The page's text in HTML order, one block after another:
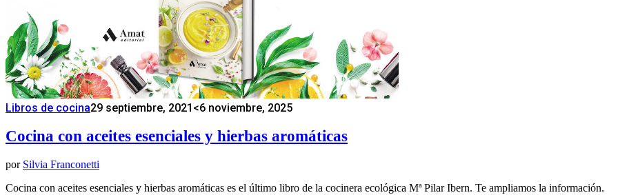
Libros de cocina29 septiembre, 2021 <6 noviembre, 2025
Cocina con aceites esenciales y hierbas aromáticas
por Silvia Franconetti
Cocina con aceites esenciales y hierbas aromáticas es el último libro de la cocinera ecológica Mª Pilar Ibern. Te ampliamos la información.